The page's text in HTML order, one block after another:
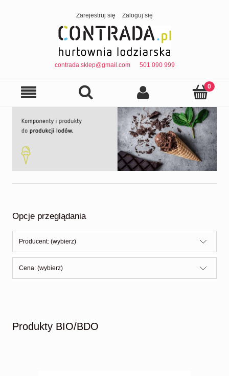
Zarejestruj się Zaloguj się
contrada.sklep@gmail.com 501 090 999
Opcje przeglądania
Producent: (wybierz)
Cena: (wybierz)
Produkty BIO/BDO